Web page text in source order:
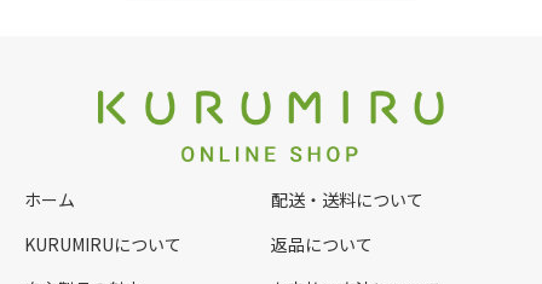
ホーム
KURUMIRUについて
配送・送料について
返品について